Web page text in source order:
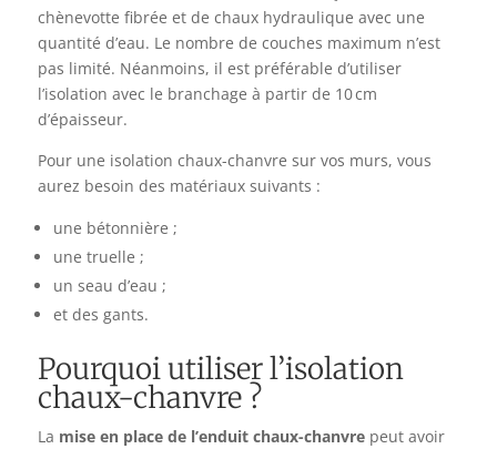
chènevotte fibrée et de chaux hydraulique avec une
quantité d’eau. Le nombre de couches maximum n’est
pas limité. Néanmoins, il est préférable d’utiliser
l’isolation avec le branchage à partir de 10 cm
d’épaisseur.
Pour une isolation chaux-chanvre sur vos murs, vous
aurez besoin des matériaux suivants :
une bétonnière ;
une truelle ;
un seau d’eau ;
et des gants.
Pourquoi utiliser l’isolation
chaux-chanvre ?
La mise en place de l’enduit chaux-chanvrepeut avoir